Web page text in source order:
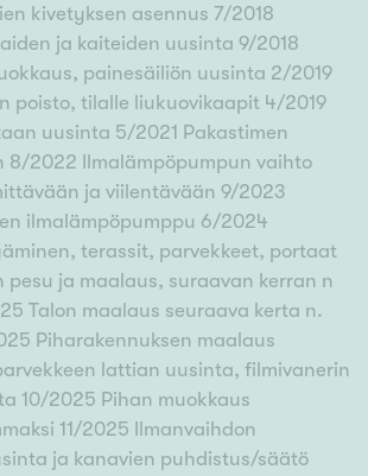
kivetyksen asennus 7/2018
ja kaiteiden uusinta 9/2018
painesäiliön uusinta 2/2019
poisto, tilalle liukuovikaapit 4/2019
uusinta 5/2021 Pakastimen
8/2022 Ilmalämpöpumpun vaihto
ja viilentävään 9/2023
ilmalämpöpumppu 6/2024
terassit, parvekkeet, portaat
pesu ja maalaus, suraavan kerran n
Talon maalaus seuraava kerta n.
Piharakennuksen maalaus
lattian uusinta, filmivanerin
10/2025 Pihan muokkaus
11/2025 Ilmanvaihdon
ja kanavien puhdistus/säätö